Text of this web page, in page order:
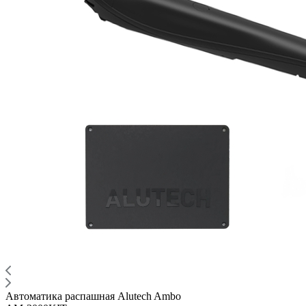
Автоматика распашная Alutech Ambo